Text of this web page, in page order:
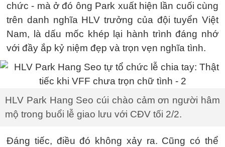
chức - mà ở đó ông Park xuất hiện lần cuối cùng
trên danh nghĩa HLV trưởng của đội tuyển Việt
Nam, là dấu mốc khép lại hành trình đáng nhớ
với đầy ắp kỷ niệm đẹp và trọn vẹn nghĩa tình.
HLV Park Hang Seo cúi chào cảm ơn người hâm
mộ trong buổi lễ giao lưu với CĐV tối 2/2.
Đáng tiếc, điều đó không xảy ra. Cũng có thể